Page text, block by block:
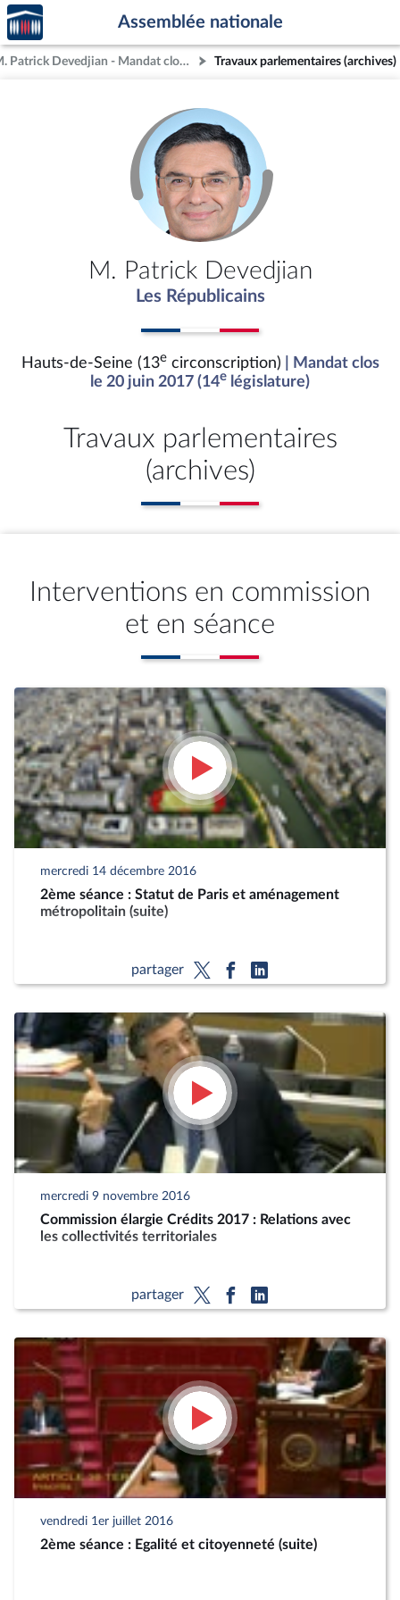
Aller au contenu
Aller en bas de la page
Accèder
à la
page
d'accueil
Assemblée nationale
M. Patrick Devedjian - Mandat clos - Hauts-de-Seine (13e circonscription) Travaux parlementaires (archives)
M. Patrick Devedjian
Les Républicains
Hauts-de-Seine (13ecirconscription)
| Mandat clos
le 20 juin 2017 (14e législature)
Travaux parlementaires
(archives)
Interventions en commission
et en séance
mercredi 14 décembre 2016
2ème séance : Statut de Paris et aménagement
métropolitain (suite)
partager
mercredi 9 novembre 2016
Commission élargie Crédits 2017 : Relations avec
les collectivités territoriales
partager
vendredi 1er juillet 2016
2ème séance : Egalité et citoyenneté (suite)